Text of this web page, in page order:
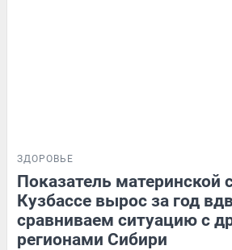
ЗДОРОВЬЕ
Показатель материнской
Кузбассе вырос за год
сравниваем ситуацию с
регионами Сибири